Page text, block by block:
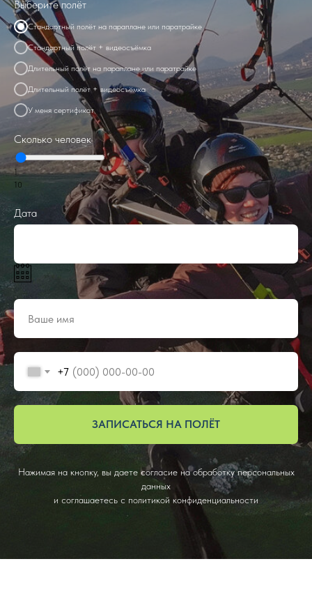
Выберите полёт
Стандартный полёт на параплане или паратрайке
Стандартный полёт + видеосъёмка
Длительный полёт на параплане или паратрайке
Длительный полёт + видеосъёмка
У меня сертификат
Сколько человек
1
10
Дата
+7
ЗАПИСАТЬСЯ НА ПОЛЁТ
Нажимая на кнопку, вы даете согласие на обработку персональных
данных
и соглашаетесь c политикой конфиденциальности